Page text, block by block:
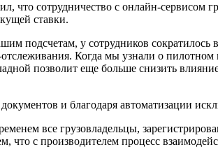
сотрудничество с онлайн-сервисом
ставки.
подсчетам, у сотрудников сократилось
Когда мы узнали о пилотном
позволит еще больше снизить
и благодаря автоматизации
все грузовладельцы,
с производителем процесс